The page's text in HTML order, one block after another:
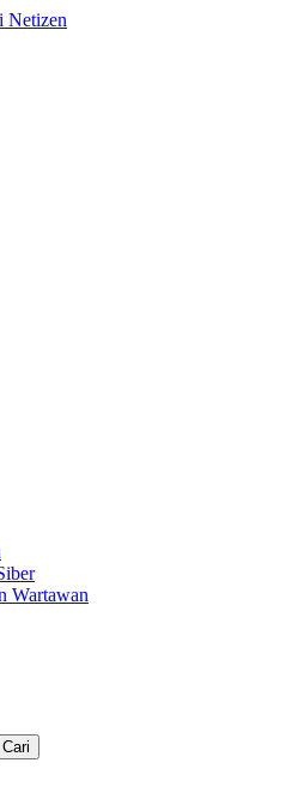
Wartawan
Cari